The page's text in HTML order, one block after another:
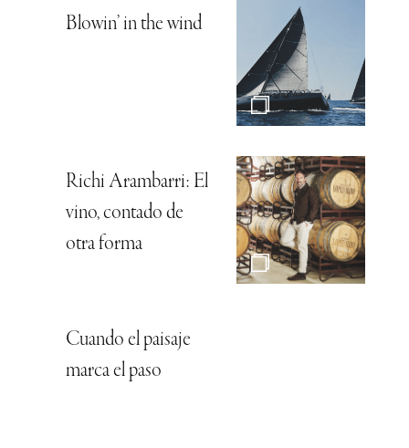
Blowin’ in the wind
Richi Arambarri: El
vino, contado de
otra forma
Cuando el paisaje
marca el paso